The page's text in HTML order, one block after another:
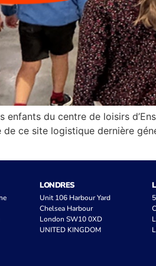
du centre de loisirs
de ce site logistique dernière
LONDRES
Unit 106 Harbour Yard
Chelsea Harbour
London SW10 0XD
UNITED KINGDOM